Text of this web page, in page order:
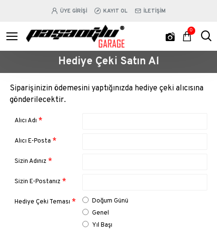
ÜYE GIRIŞI KAYIT OL İLETIŞIM
0
Hediye Çeki Satın Al
Siparişinizin ödemesini yaptığınızda hediye çeki alıcısına
gönderilecektir.
Alıcı Adı
Alıcı E-Posta
Sizin Adınız
Sizin E-Postanız
Hediye Çeki Teması
Doğum Günü
Genel
Yıl Başı